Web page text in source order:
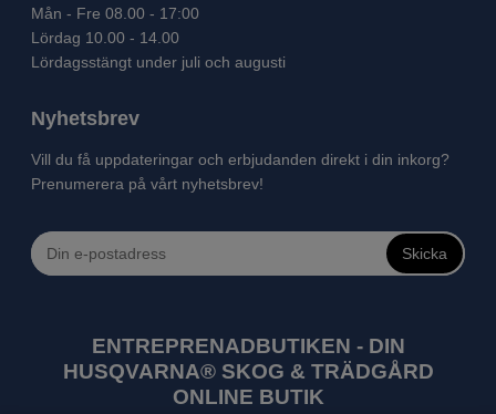
Mån - Fre 08.00 - 17:00
Lördag 10.00 - 14.00
Lördagsstängt under juli och augusti
Nyhetsbrev
Vill du få uppdateringar och erbjudanden direkt i din inkorg?
Prenumerera på vårt nyhetsbrev!
Skicka
ENTREPRENADBUTIKEN - DIN
HUSQVARNA® SKOG & TRÄDGÅRD
ONLINE BUTIK